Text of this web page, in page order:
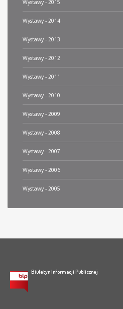
Wystawy - 2015
Wystawy - 2014
Wystawy - 2013
Wystawy - 2012
Wystawy - 2011
Wystawy - 2010
Wystawy - 2009
Wystawy - 2008
Wystawy - 2007
Wystawy - 2006
Wystawy - 2005
Biuletyn Informacji Publicznej